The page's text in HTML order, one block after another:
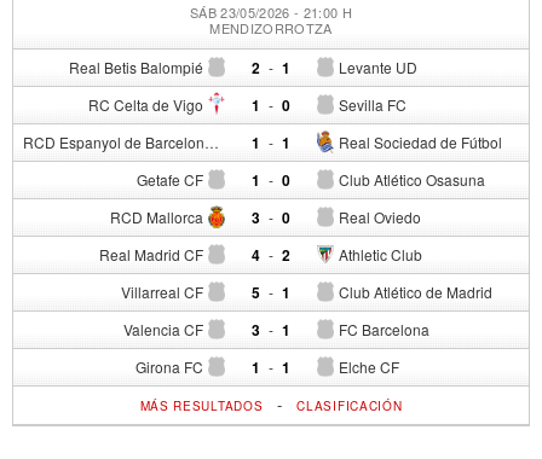
SÁB 23/05/2026 - 21:00 H
MENDIZORROTZA
Real Betis Balompié 2 - Levante UD
1
RC Celta de Vigo 1 - Sevilla FC
0
RCD Espanyol de Barcelona 1 - Real Sociedad de Fútbol
1
Getafe CF 1 - Club Atlético Osasuna
0
RCD Mallorca 3 - Real Oviedo
0
Real Madrid CF 4 - Athletic Club
2
Villarreal CF 5 - Club Atlético de Madrid
1
Valencia CF 3 - FC Barcelona
1
Girona FC 1 - Elche CF
1
MÁS RESULTADOS -CLASIFICACIÓN